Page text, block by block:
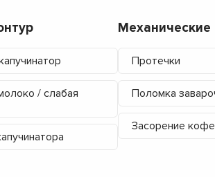
/ слабая
Протечки
Поломка
Засорение